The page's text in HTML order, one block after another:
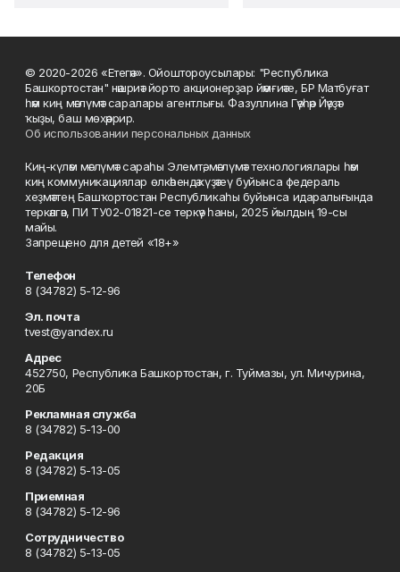
© 2020-2026 «Етегән». Ойоштороусылары: "Республика
Башкортостан" нәшриәт йорто акционерҙар йәмғиәте, БР Матбуғат
һәм киң мәғлүмәт саралары агентлығы. Фазуллина Гәүһәр Йәүҙәт
ҡыҙы, баш мөхәррир.
Об использовании персональных данных
Киң-күләм мәғлүмәт сараһы Элемтә, мәғлүмәт технологиялары һәм
киң коммуникациялар өлкәһендә күҙәтеү буйынса федераль
хеҙмәттең Башҡортостан Республикаһы буйынса идаралығында
теркәлгән, ПИ ТУ02-01821-се теркәү һаны, 2025 йылдың 19-сы
майы.
Запрещено для детей «18+»
Телефон
8 (34782) 5-12-96
Эл. почта
tvest@yandex.ru
Адрес
452750, Республика Башкортостан, г. Туймазы, ул. Мичурина,
20Б
Рекламная служба
8 (34782) 5-13-00
Редакция
8 (34782) 5-13-05
Приемная
8 (34782) 5-12-96
Сотрудничество
8 (34782) 5-13-05